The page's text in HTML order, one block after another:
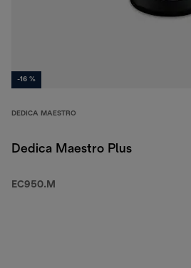
-16 %
DEDICA MAESTRO
Dedica Maestro Plus
EC950.M